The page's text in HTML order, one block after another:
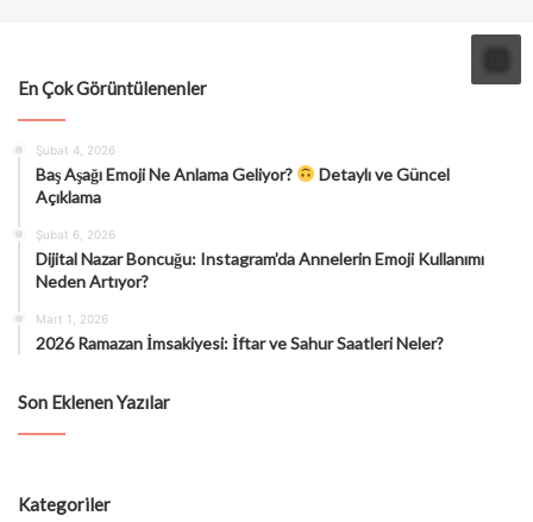
En Çok Görüntülenenler
Şubat 4, 2026
Baş Aşağı Emoji Ne Anlama Geliyor?
Detaylı ve Güncel
Açıklama
Şubat 6, 2026
Dijital Nazar Boncuğu: Instagram’da Annelerin Emoji Kullanımı
Neden Artıyor?
Mart 1, 2026
2026 Ramazan İmsakiyesi: İftar ve Sahur Saatleri Neler?
Son Eklenen Yazılar
Kategoriler